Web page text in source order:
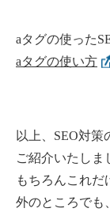
aタグの使った
aタグの使い方
以上、SEO対
ご紹介いたしま
もちろんこれ
外のところでも